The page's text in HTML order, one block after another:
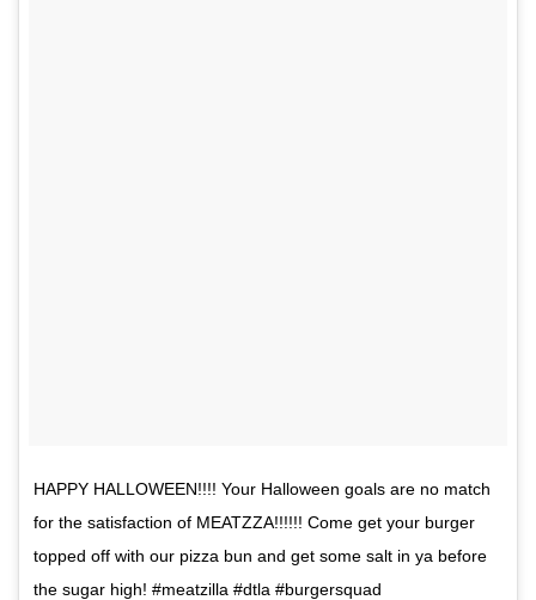
HAPPY HALLOWEEN!!!! Your Halloween goals are no match
for the satisfaction of MEATZZA!!!!!! Come get your burger
topped off with our pizza bun and get some salt in ya before
the sugar high! #meatzilla #dtla #burgersquad